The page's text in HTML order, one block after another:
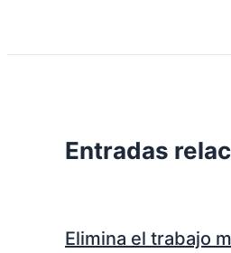
Entradas
Elimina el trabajo